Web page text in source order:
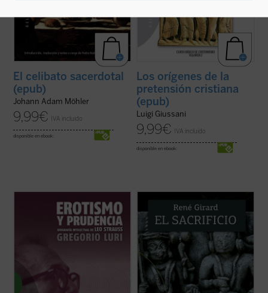
El celibato sacerdotal
(epub)
Johann Adam Möhler
9,99€ IVA incluido
disponible en ebook:
Los orígenes de la
pretensión cristiana
(epub)
Luigi Giussani
9,99€ IVA incluido
disponible en ebook:
¿Quién era Leo Strauss y qué decía
exactamente? Hay quienes se jactan de
haber descubierto el «indiscutible carácter
falocrático» de su filosofía, quienes lo ven
como el constructor moderno del «mito de
la tradición» y quienes alimentan ...(ver
humana. El griego queda a oscuras, los
vedas se acercan a su desvelamiento, pero
sólo el cristianismo lo pone en evidencia y
lo desamortiza. Y, con esta acción
desmitificadora, deja también en ...
ficha)